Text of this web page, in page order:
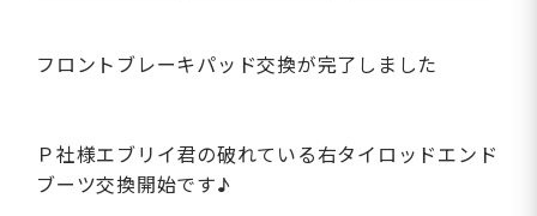
フロントブレーキパッド交換が完了しました
Ｐ社様エブリイ君の破れている右タイロッドエンド
ブーツ交換開始です♪